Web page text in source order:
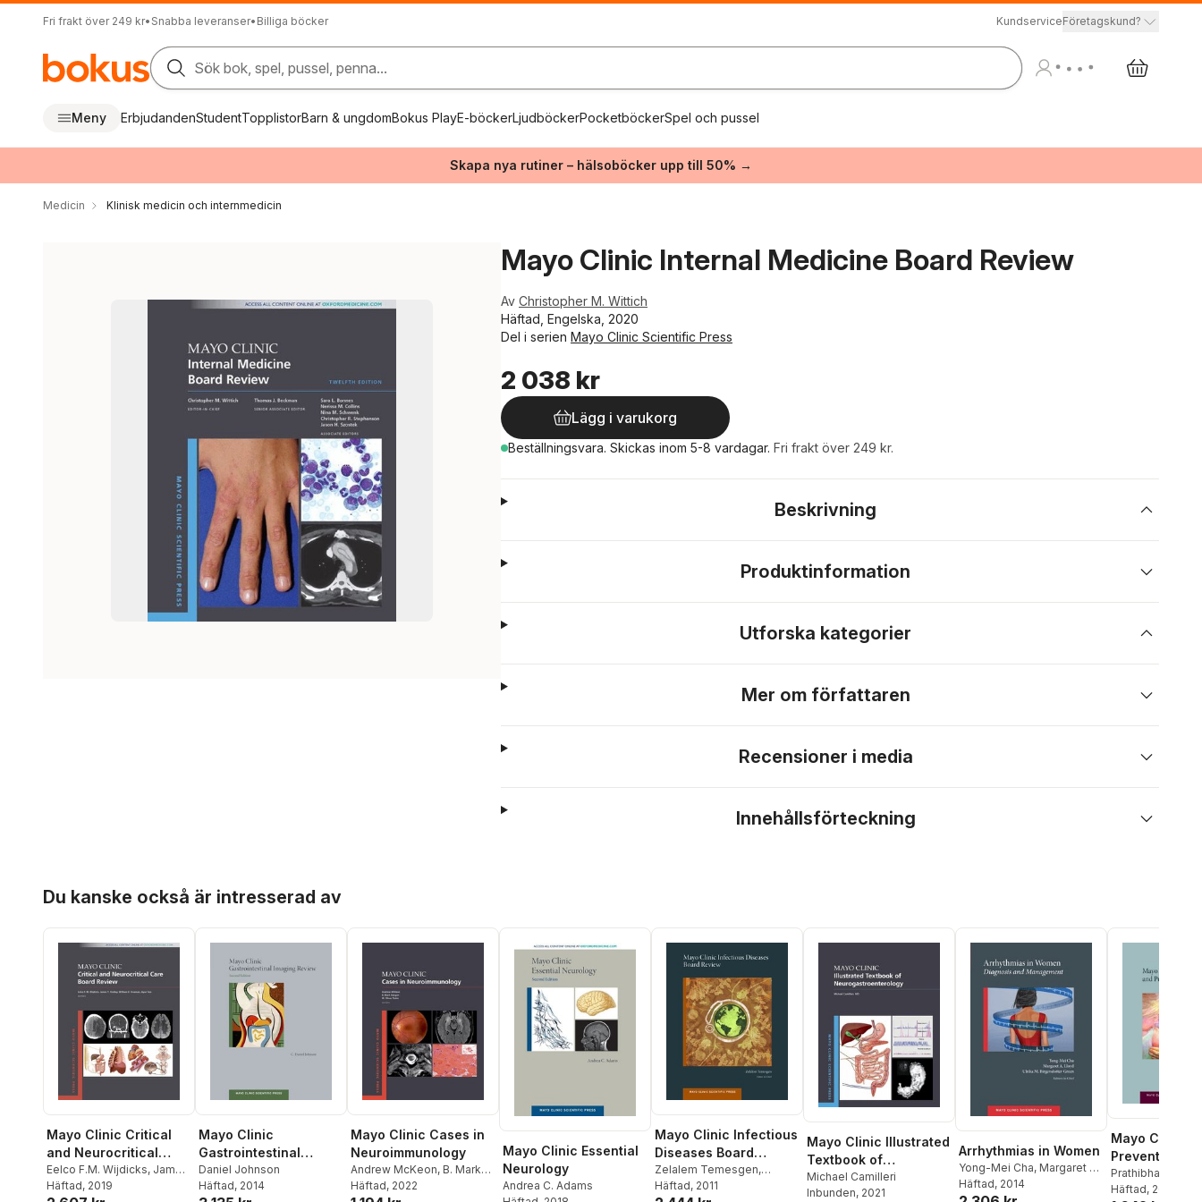
Fri frakt över 249 kr• Snabba leveranser• Billiga böcker KundserviceFöretagskund?
Sök bok, spel, pussel, penna...
Meny ErbjudandenStudentTopplistorBarn & ungdomBokus PlayE-böckerLjudböckerPocketböckerSpel och pussel
Skapa nya rutiner – hälsoböcker upp till 50% →
Medicin Klinisk medicin och internmedicin
Mayo Clinic Internal Medicine Board Review
Av Christopher M. Wittich
Häftad, Engelska, 2020
Del i serien Mayo Clinic Scientific Press
2 038 kr
Lägg i varukorg
Beställningsvara. Skickas inom 5-8 vardagar. Fri frakt över 249 kr.
Beskrivning
Produktinformation
Utforska kategorier
Mer om författaren
Recensioner i media
Innehållsförteckning
Du kanske också är intresserad av
Mayo Clinic Critical
and Neurocritical
Care Board Review
Eelco F.M. Wijdicks, James
Y. Findlay,William D.
Häftad, 2019
Mayo Clinic
Gastrointestinal
Imaging Review
Daniel Johnson
Häftad, 2014
Mayo Clinic Cases in
Neuroimmunology
Andrew McKeon, B. Mark
Keegan ,W. Oliver Tobin
Häftad, 2022
Mayo Clinic Essential
Neurology
Andrea C. Adams
Mayo Clinic Infectious
Diseases Board
Review
Zelalem Temesgen,
Zelalem Temesgen
Häftad, 2011
Mayo Clinic Illustrated
Textbook of
Neurogastroenterolog
y
Michael Camilleri
Inbunden, 2021
Arrhythmias in Women
Yong-Mei Cha, Margaret A.
Lloyd,Ulrika M.
Häftad, 2014
Mayo Clinic
Preventive
and Public
Board Review
Prathibha
MHPE
Häftad, 2010